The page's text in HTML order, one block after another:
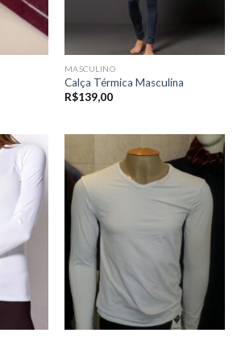
MASCULINO
Calça Térmica Masculina
R$139,00